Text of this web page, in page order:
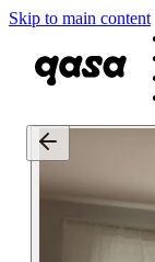
Skip to main content